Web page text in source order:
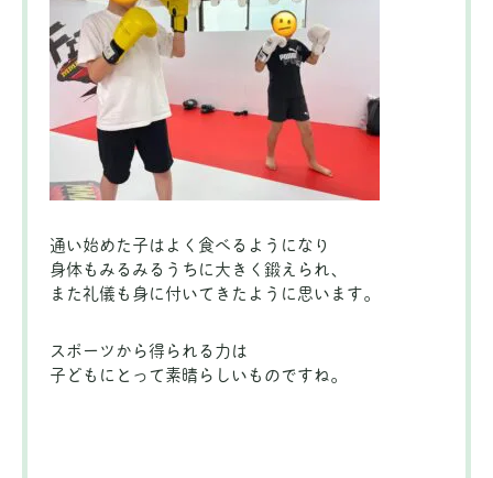
通い始めた子はよく食べるようになり
身体もみるみるうちに大きく鍛えられ、
また礼儀も身に付いてきたように思います。
スポーツから得られる力は
子どもにとって素晴らしいものですね。